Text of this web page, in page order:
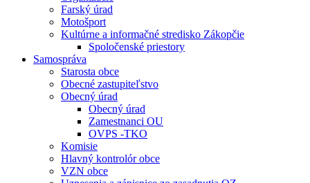
Farský úrad
Motošport
Kultúrne a informačné stredisko Zákopčie
Spoločenské priestory
Samospráva
Starosta obce
Obecné zastupiteľstvo
Obecný úrad
Obecný úrad
Zamestnanci OU
OVPS -TKO
Komisie
Hlavný kontrolór obce
VZN obce